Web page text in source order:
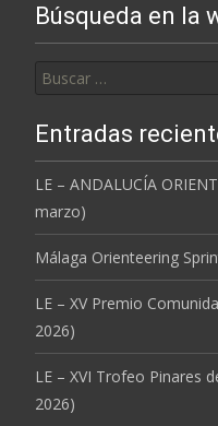
Búsqueda en la
Entradas
LE – ANDALUCÍA
marzo)
Málaga Orienteering
LE – XV Premio
2026)
LE – XVI Trofeo Pinares
2026)